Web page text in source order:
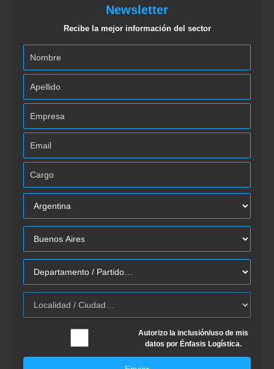
Newsletter
Recibe la mejor información del sector
Autorizo la inclusión/uso de mis
datos por Énfasis Logística.